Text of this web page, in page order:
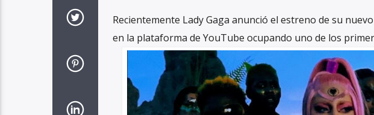
Recientemente Lady Gaga anunció el estreno de su
en la plataforma de YouTube ocupando uno de los